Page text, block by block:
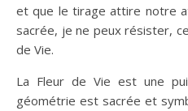
et que le tirage attire notre
sacrée, je ne peux résister,
de Vie.
La Fleur de Vie est une
géométrie est sacrée et